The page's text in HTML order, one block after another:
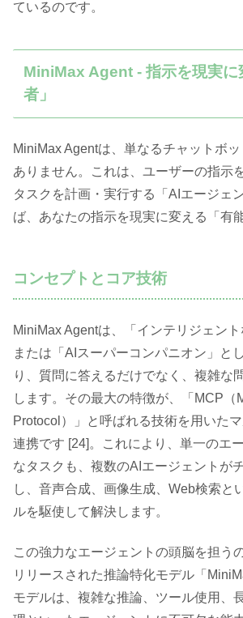
ているのです。
MiniMax Agent - 指示を現実に
者」
MiniMax Agentは、単なるチャットボ
ありません。これは、ユーザーの指示
タスクを計画・実行する「AIエージェ
ば、あなたの指示を現実に変える「有
コンセプトとコア技術
MiniMax Agentは、「インテリジェント
または「AIスーパーコンパニオン」と
り、質問に答えるだけでなく、複雑な
します。その最大の特徴が、「MCP（
Protocol）」と呼ばれる技術を用いた
連携です [24]。これにより、単一のエ
なタスクも、複数のAIエージェントが
し、音声合成、画像生成、Web検索と
ルを駆使して解決します。
この強力なエージェントの頭脳を担う
リリースされた推論特化モデル「
モデルは、複雑な推論、ツール使用、